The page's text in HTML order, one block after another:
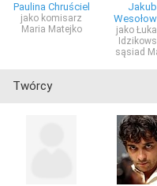
Paulina Chruściel
jako komisarz
Maria Matejko
Jakub
jako
sąsiad
Twórcy